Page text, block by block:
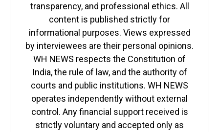
transparency, and professional ethics. All
content is published strictly for
informational purposes. Views expressed
by interviewees are their personal opinions.
WH NEWS respects the Constitution of
India, the rule of law, and the authority of
courts and public institutions. WH NEWS
operates independently without external
control. Any financial support received is
strictly voluntary and accepted only as